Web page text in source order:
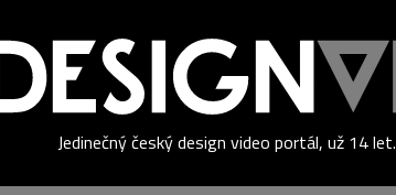
Jedinečný český design video portál, už 14